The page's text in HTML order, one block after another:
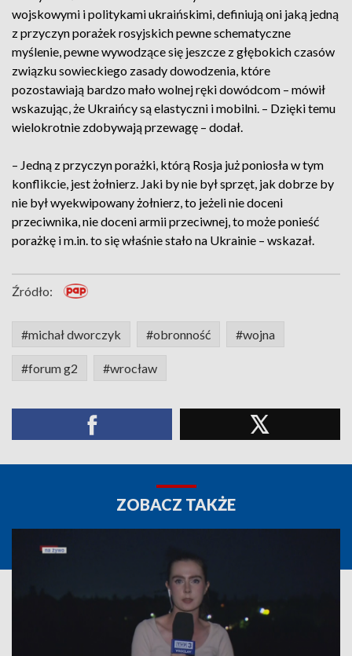
wojskowymi i politykami ukraińskimi, definiują oni jaką jedną
z przyczyn porażek rosyjskich pewne schematyczne
myślenie, pewne wywodzące się jeszcze z głębokich czasów
związku sowieckiego zasady dowodzenia, które
pozostawiają bardzo mało wolnej ręki dowódcom – mówił
wskazując, że Ukraińcy są elastyczni i mobilni. – Dzięki temu
wielokrotnie zdobywają przewagę – dodał.
– Jedną z przyczyn porażki, którą Rosja już poniosła w tym
konflikcie, jest żołnierz. Jaki by nie był sprzęt, jak dobrze by
nie był wyekwipowany żołnierz, to jeżeli nie doceni
przeciwnika, nie doceni armii przeciwnej, to może ponieść
porażkę i m.in. to się właśnie stało na Ukrainie – wskazał.
Źródło:
#michał dworczyk #obronność #wojna
#forum g2 #wrocław
ZOBACZ TAKŻE